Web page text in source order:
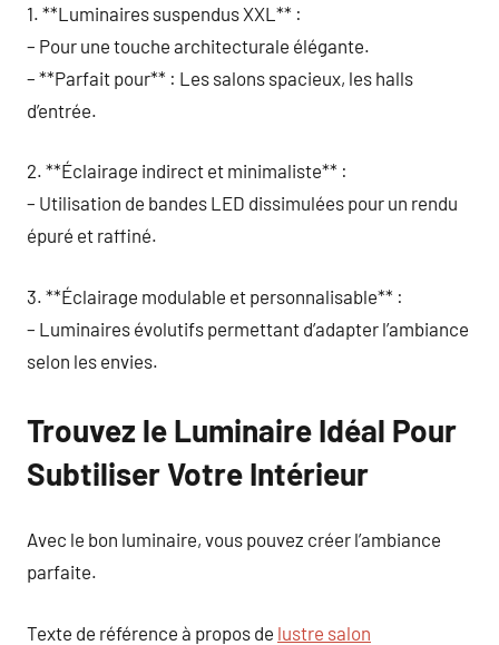
1. **Luminaires suspendus XXL** :
– Pour une touche architecturale élégante.
– **Parfait pour** : Les salons spacieux, les halls
d’entrée.
2. **Éclairage indirect et minimaliste** :
– Utilisation de bandes LED dissimulées pour un rendu
épuré et raffiné.
3. **Éclairage modulable et personnalisable** :
– Luminaires évolutifs permettant d’adapter l’ambiance
selon les envies.
Trouvez le Luminaire Idéal Pour
Subtiliser Votre Intérieur
Avec le bon luminaire, vous pouvez créer l’ambiance
parfaite.
Texte de référence à propos de lustre salon